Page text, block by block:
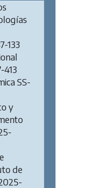
133
413
SS-
y
de